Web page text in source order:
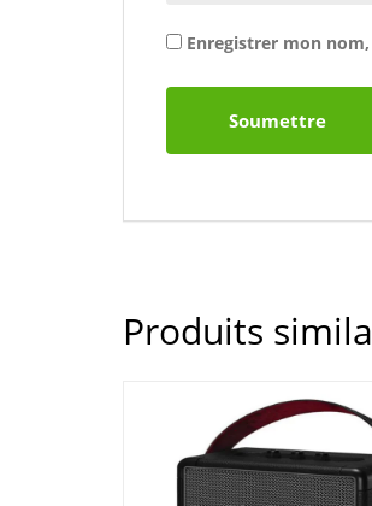
Enregistrer mon
Produits